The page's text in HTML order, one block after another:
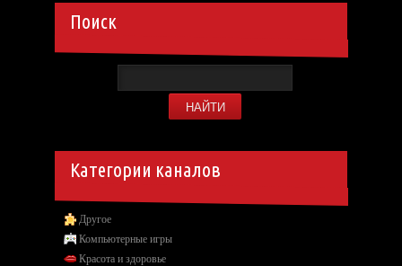
Поиск
Категории каналов
Другое
Компьютерные игры
Красота и здоровье